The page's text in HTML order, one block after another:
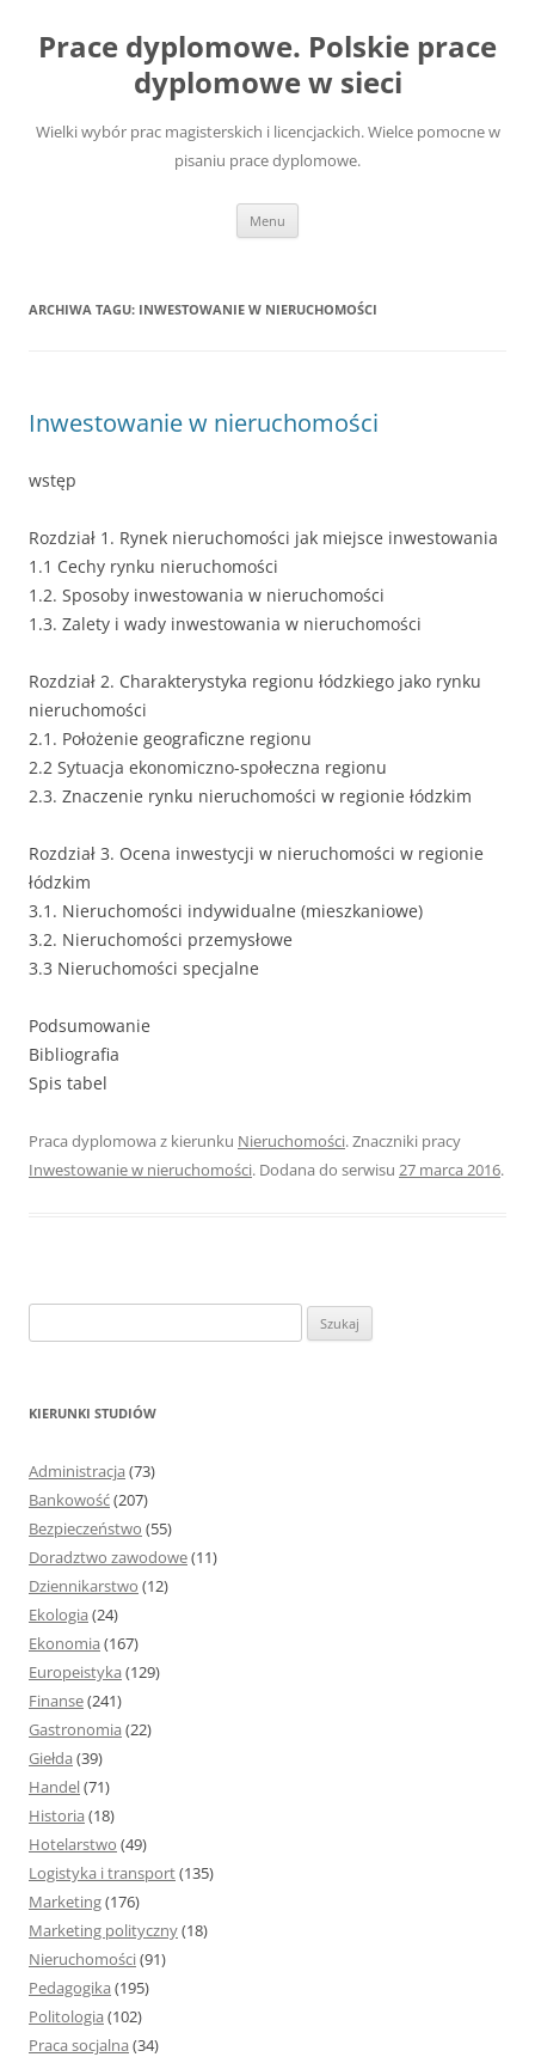
treści
Prace dyplomowe. Polskie prace
dyplomowe w sieci
Wielki wybór prac magisterskich i licencjackich. Wielce pomocne w
pisaniu prace dyplomowe.
Menu
ARCHIWA TAGU: INWESTOWANIE W NIERUCHOMOŚCI
Inwestowanie w nieruchomości
wstęp
Rozdział 1. Rynek nieruchomości jak miejsce inwestowania
1.1 Cechy rynku nieruchomości
1.2. Sposoby inwestowania w nieruchomości
1.3. Zalety i wady inwestowania w nieruchomości
Rozdział 2. Charakterystyka regionu łódzkiego jako rynku
nieruchomości
2.1. Położenie geograficzne regionu
2.2 Sytuacja ekonomiczno-społeczna regionu
2.3. Znaczenie rynku nieruchomości w regionie łódzkim
Rozdział 3. Ocena inwestycji w nieruchomości w regionie
łódzkim
3.1. Nieruchomości indywidualne (mieszkaniowe)
3.2. Nieruchomości przemysłowe
3.3 Nieruchomości specjalne
Podsumowanie
Bibliografia
Spis tabel
Praca dyplomowa z kierunku Nieruchomości. Znaczniki pracy
Inwestowanie w nieruchomości. Dodana do serwisu 27 marca 2016.
z
KIERUNKI STUDIÓW
Administracja (73)
Bankowość(207)
Bezpieczeństwo (55)
Doradztwo zawodowe(11)
Dziennikarstwo (12)
Ekologia (24)
Ekonomia (167)
Europeistyka (129)
Finanse(241)
Gastronomia (22)
Giełda (39)
Handel(71)
Historia (18)
Hotelarstwo (49)
Logistyka i transport(135)
Marketing(176)
Marketing polityczny(18)
Nieruchomości(91)
Pedagogika (195)
Politologia (102)
Praca socjalna (34)